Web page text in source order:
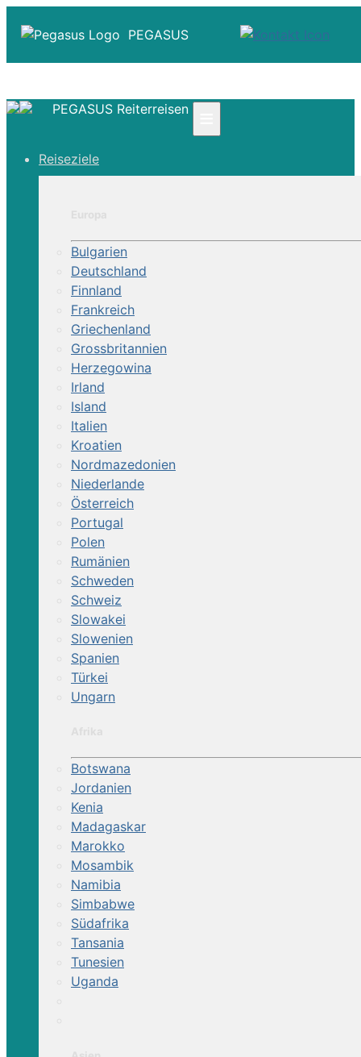
PEGASUS
☎ Deutschland 0800 - 505 18 01
Über Uns
PEGASUS Reiterreisen
Reiseziele
Bulgarien
Deutschland
Finnland
Frankreich
Griechenland
Grossbritannien
Herzegowina
Irland
Island
Italien
Kroatien
Nordmazedonien
Niederlande
Österreich
Portugal
Polen
Rumänien
Schweden
Schweiz
Slowakei
Slowenien
Spanien
Türkei
Ungarn
Botswana
Jordanien
Kenia
Madagaskar
Marokko
Mosambik
Namibia
Simbabwe
Südafrika
Tansania
Tunesien
Uganda